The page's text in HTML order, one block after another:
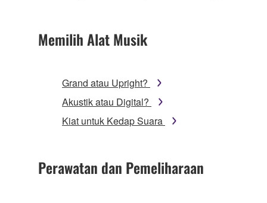
Memilih Alat Musik
Grand atau Upright?
Akustik atau Digital?
Kiat untuk Kedap Suara
Perawatan dan Pemeliharaan